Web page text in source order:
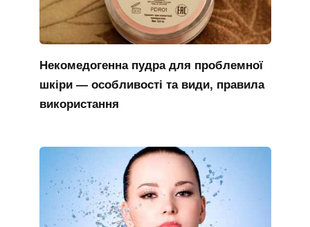
Некомедогенна пудра для проблемної
шкіри — особливості та види, правила
використання